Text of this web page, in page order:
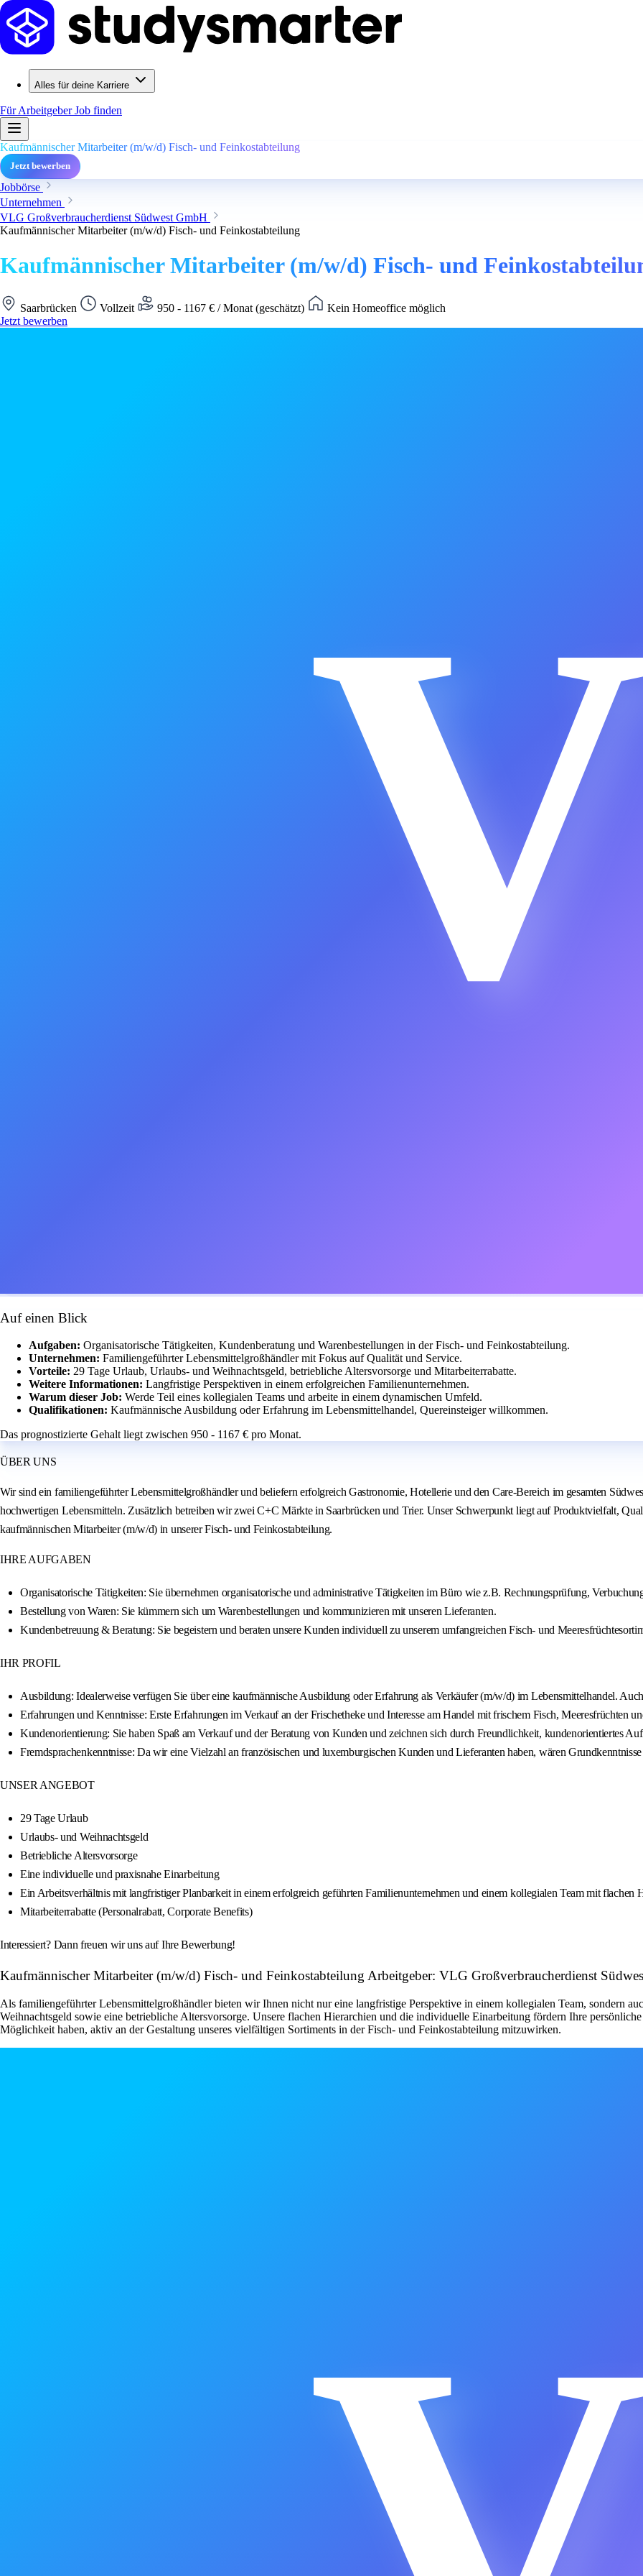
Alles für deine Karriere
Für ArbeitgeberJob finden
Kaufmännischer Mitarbeiter (m/w/d) Fisch- und Feinkostabteilung
Jetzt bewerben
Jobbörse
Unternehmen
VLG Großverbraucherdienst Südwest GmbH
Kaufmännischer Mitarbeiter (m/w/d) Fisch- und Feinkostabteilung
Kaufmännischer Mitarbeiter (m/w/d) Fisch- und
Saarbrücken Vollzeit 950 - 1167 € / Monat (geschätzt)
Kein Homeoffice möglich
Jetzt bewerben
Auf einen Blick
Aufgaben: Organisatorische Tätigkeiten, Kundenberatung und Warenbestellungen in der Fisch- und Feinkostabteilung.
Unternehmen: Familiengeführter Lebensmittelgroßhändler mit Fokus auf Qualität und Service.
Vorteile: 29 Tage Urlaub, Urlaubs- und Weihnachtsgeld, betriebliche Altersvorsorge und Mitarbeiterrabatte.
Weitere Informationen: Langfristige Perspektiven in einem erfolgreichen Familienunternehmen.
Warum dieser Job: Werde Teil eines kollegialen Teams und arbeite in einem dynamischen Umfeld.
Qualifikationen: Kaufmännische Ausbildung oder Erfahrung im Lebensmittelhandel, Quereinsteiger willkommen.
Das prognostizierte Gehalt liegt zwischen 950 - 1167 € pro Monat.
ÜBER UNS
Wir sind ein familiengeführter Lebensmittelgroßhändler und beliefern erfolgreich Gastronomie, Hotellerie und den Care-Bereich im gesamten
hochwertigen Lebensmitteln. Zusätzlich betreiben wir zwei C+C Märkte in Saarbrücken und Trier. Unser Schwerpunkt liegt auf Produktvielfalt,
kaufmännischen Mitarbeiter (m/w/d) in unserer Fisch- und Feinkostabteilung.
IHRE AUFGABEN
Organisatorische Tätigkeiten: Sie übernehmen organisatorische und administrative Tätigkeiten im Büro wie z.B. Rechnungsprüfung,
Bestellung von Waren: Sie kümmern sich um Warenbestellungen und kommunizieren mit unseren Lieferanten.
Kundenbetreuung & Beratung: Sie begeistern und beraten unsere Kunden individuell zu unserem umfangreichen Fisch- und
IHR PROFIL
Ausbildung: Idealerweise verfügen Sie über eine kaufmännische Ausbildung oder Erfahrung als Verkäufer (m/w/d) im Lebensmittelhandel.
Erfahrungen und Kenntnisse: Erste Erfahrungen im Verkauf an der Frischetheke und Interesse am Handel mit frischem Fisch, Meeresfrüchten
Kundenorientierung: Sie haben Spaß am Verkauf und der Beratung von Kunden und zeichnen sich durch Freundlichkeit, kundenorientiertes
Fremdsprachenkenntnisse: Da wir eine Vielzahl an französischen und luxemburgischen Kunden und Lieferanten haben, wären
UNSER ANGEBOT
29 Tage Urlaub
Urlaubs- und Weihnachtsgeld
Betriebliche Altersvorsorge
Eine individuelle und praxisnahe Einarbeitung
Ein Arbeitsverhältnis mit langfristiger Planbarkeit in einem erfolgreich geführten Familienunternehmen und einem kollegialen Team mit flachen
Mitarbeiterrabatte (Personalrabatt, Corporate Benefits)
Interessiert? Dann freuen wir uns auf Ihre Bewerbung!
Kaufmännischer Mitarbeiter (m/w/d) Fisch- und Feinkostabteilung Arbeitgeber: VLG Großverbraucherdienst
Als familiengeführter Lebensmittelgroßhändler bieten wir Ihnen nicht nur eine langfristige Perspektive in einem kollegialen Team, sondern
Weihnachtsgeld sowie eine betriebliche Altersvorsorge. Unsere flachen Hierarchien und die individuelle Einarbeitung fördern Ihre
Möglichkeit haben, aktiv an der Gestaltung unseres vielfältigen Sortiments in der Fisch- und Feinkostabteilung mitzuwirken.